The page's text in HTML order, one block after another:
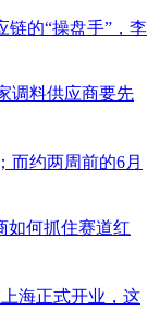
链的“操盘手”，李
而约两周前的6月
海正式开业，这